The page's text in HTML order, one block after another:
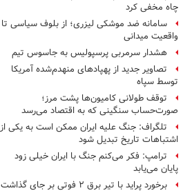
چاه مخفی کرد
سامانه ضد موشکی لیزری؛ از بلوف سیاسی تا
واقعیت میدانی
هشدار سرمربی پرسپولیس به جاسوس تیم
تصاویر جدید از پهپادهای منهدم‌شده آمریکا
توسط سپاه
توقف طولانی کامیون‌ها پشت مرز؛
صورت‌حساب سنگینی که به اقتصاد می‌رسد
تلگراف: جنگ علیه ایران ممکن است به یکی از
اشتباهات تاریخ تبدیل شود
ترامپ: فکر می‌کنم جنگ با ایران خیلی زود
پایان می‌یابد
برخورد پراید با تیر برق ۲ فوتی بر جای گذاشت